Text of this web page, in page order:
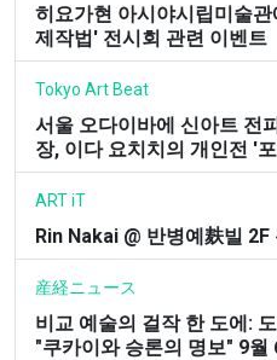
히요가현 아시야시립미술
제작법' 전시회 관련 이벤트
Tokyo Art Beat
서울 오다이바에 신아트 전
장, 이다 요치치의 개인전 '
ART iT
Rin Nakai @ 반병예麸빌
産経ニュース
비교 예술의 걸작 한 도에:
"쿠카이와 승론의 명보" 9월